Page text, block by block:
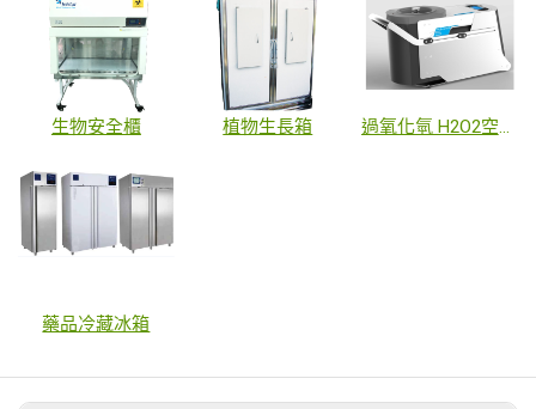
生物安全櫃 植物生長箱 過氧化氫 H2O2空間滅菌機
藥品冷藏冰箱